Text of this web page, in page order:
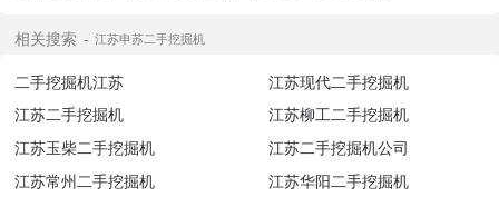
相关搜索 江苏申苏二手挖掘机
二手挖掘机江苏
江苏现代二手挖掘机
江苏二手挖掘机
江苏柳工二手挖掘机
江苏玉柴二手挖掘机
江苏二手挖掘机公司
江苏常州二手挖掘机
江苏华阳二手挖掘机